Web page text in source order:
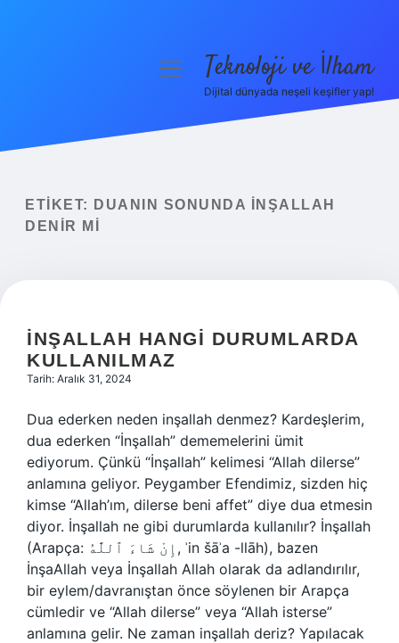
Yasal Uyarı
menüyüTeknoloji ve İlham
Dijital dünyada neşeli keşifler yap!
ETIKET:
DUANIN SONUNDA INŞALLAH
DENIR MI
İNŞALLAH HANGI DURUMLARDA
KULLANILMAZ
Tarih: Aralık 31, 2024
Dua ederken neden inşallah denmez? Kardeşlerim,
dua ederken “İnşallah” dememelerini ümit
ediyorum. Çünkü “İnşallah” kelimesi “Allah dilerse”
anlamına geliyor. Peygamber Efendimiz, sizden hiç
kimse “Allah’ım, dilerse beni affet” diye dua etmesin
diyor. İnşallah ne gibi durumlarda kullanılır? İnşallah
(Arapça: إِنْ شَاءَ ٱللَّٰهُ, ʾin šāʾa -llāh), bazen
İnşaAllah veya İnşallah Allah olarak da adlandırılır,
bir eylem/davranıştan önce söylenen bir Arapça
cümledir ve “Allah dilerse” veya “Allah isterse”
anlamına gelir. Ne zaman inşallah deriz? Yapılacak